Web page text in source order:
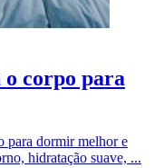
o corpo para
para dormir melhor e
hidratação suave, ...